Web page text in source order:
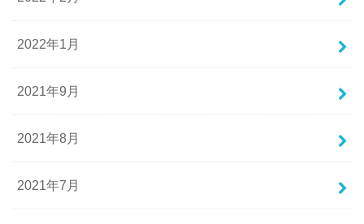
2022年1月
2021年9月
2021年8月
2021年7月